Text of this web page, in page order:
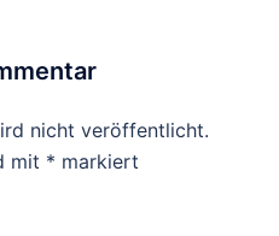
nicht veröffentlicht.
mit * markiert